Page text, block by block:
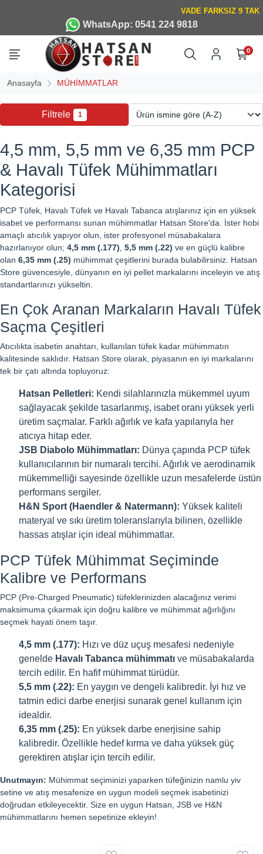
WhatsApp: 0541 224 9818
0
Anasayfa MÜHİMMATLAR
Filtrele 1
4,5 mm, 5,5 mm ve 6,35 mm PCP
& Havalı Tüfek Mühimmatları
Kategorisi
PCP Tüfek, Havalı Tüfek ve Havalı Tabanca atışlarınız için en yüksek
isabet ve performansı sunan mühimmatlar Hatsan Store'da. İster hobi
amaçlı atıcılık yapıyor olun, ister profesyonel müsabakalara
hazırlanıyor olun; 4,5 mm (.177), 5,5 mm (.22) ve en güçlü kalibre
olan 6,35 mm (.25) mühimmat çeşitlerini burada bulabilirsiniz. Hatsan
Store güvencesiyle, dünyanın en iyi pellet markalarını inceleyin ve atış
standartlarınızı yükseltin.
En Çok Aranan Markaların Havalı Tüfek
Saçma Çeşitleri
Atıcılıkta isabetin anahtarı, kullanılan tüfek kadar mühimmatın
kalitesinde saklıdır. Hatsan Store olarak, piyasanın en iyi markalarını
tek bir çatı altında topluyoruz:
Hatsan Pelletleri: Kendi silahlarınızla mükemmel uyum
sağlayacak şekilde tasarlanmış, isabet oranı yüksek yerli
üretim saçmalar. Farklı ağırlık ve kafa yapılarıyla her
atıcıya hitap eder.
JSB Diabolo Mühimmatları: Dünya çapında PCP tüfek
kullanıcılarının bir numaralı tercihi. Ağırlık ve aerodinamik
mükemmelliği sayesinde özellikle uzun mesafelerde üstün
performans sergiler.
H&N Sport (Haendler & Natermann): Yüksek kaliteli
materyal ve sıkı üretim toleranslarıyla bilinen, özellikle
hassas atışlar için ideal mühimmatlar.
PCP Tüfek Mühimmat Seçiminde
Kalibre ve Performans
PCP (Pre-Charged Pneumatic) tüfeklerinizden alacağınız verimi
maksimuma çıkarmak için doğru kalibre ve mühimmat ağırlığını
seçmek hayati önem taşır.
4,5 mm (.177): Hızı ve düz uçuş mesafesi nedeniyle
genelde Havalı Tabanca mühimmatı ve müsabakalarda
tercih edilir. En hafif mühimmat türüdür.
5,5 mm (.22): En yaygın ve dengeli kalibredir. İyi hız ve
tatmin edici darbe enerjisi sunarak genel kullanım için
idealdir.
6,35 mm (.25): En yüksek darbe enerjisine sahip
kalibredir. Özellikle hedef kırma ve daha yüksek güç
gerektiren atışlar için tercih edilir.
Unutmayın: Mühimmat seçiminizi yaparken tüfeğinizin namlu yiv
setine ve atış mesafenize en uygun modeli seçmek isabetinizi
doğrudan etkileyecektir. Size en uygun Hatsan, JSB ve H&N
mühimmatlarını hemen sepetinize ekleyin!